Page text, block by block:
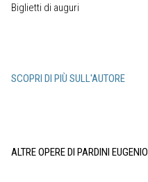
Biglietti di auguri
SCOPRI DI PIÙ SULL'AUTORE
ALTRE OPERE DI PARDINI EUGENIO